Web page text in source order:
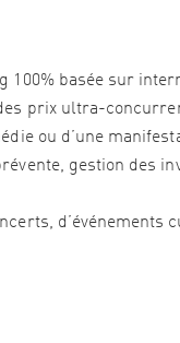
100% basée sur
prix ultra-
ou d’une
gestion des
d’événements